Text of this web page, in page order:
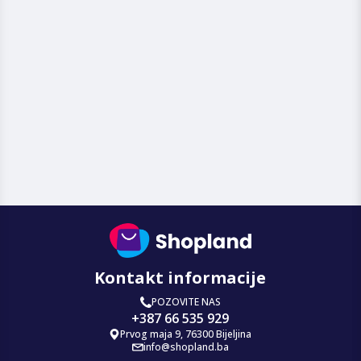
Kontakt informacije
POZOVITE NAS
+387 66 535 929
Prvog maja 9, 76300 Bijeljina
info@shopland.ba